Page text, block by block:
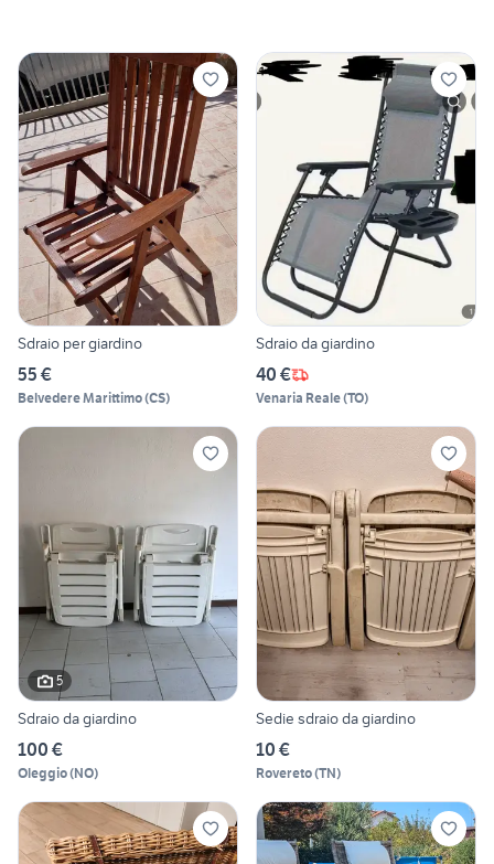
Sdraio per giardino
55 €
Belvedere Marittimo(CS)
Sdraio da giardino
40 €
Venaria Reale(TO)
5
Sdraio da giardino
100 €
Oleggio(NO)
Sedie sdraio da giardino
10 €
Rovereto(TN)